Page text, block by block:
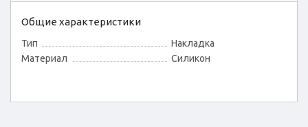
Общие характеристики
Тип
Накладка
Материал
Силикон